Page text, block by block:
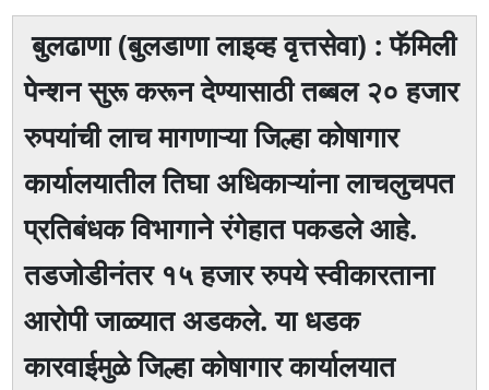
बुलढाणा (बुलडाणा लाइव्ह वृत्तसेवा) : फॅमिली
पेन्शन सुरू करून देण्यासाठी तब्बल २० हजार
रुपयांची लाच मागणाऱ्या जिल्हा कोषागार
कार्यालयातील तिघा अधिकाऱ्यांना लाचलुचपत
प्रतिबंधक विभागाने रंगेहात पकडले आहे.
तडजोडीनंतर १५ हजार रुपये स्वीकारताना
आरोपी जाळ्यात अडकले. या धडक
कारवाईमुळे जिल्हा कोषागार कार्यालयात